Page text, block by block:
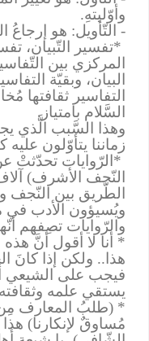
وأوّليتهِ.
- التّأويل: هو إرجاعُ
*تفسير التّبيان،
المركزي بين
البيان، وبقيّة
التفاسير ثقافتها
السَّلام بامتياز.
وهذا السَّبب الَّذي
زماننا يتأوّلون عليه
*الرّوايات تحدّثتْ
النّجف الأشرف)
الطّريق بين النّجف
ويُسيؤون الأدب في
والرّوايات تصِفهم
* أنا لا أقول أنَّ
هذا.. ولكن إذا كانَ
فيجب على الشيعي
يستقي علمه وثقافته
* (طلبُ المعارف مِن
مُساوقٌ لإنكارنا)